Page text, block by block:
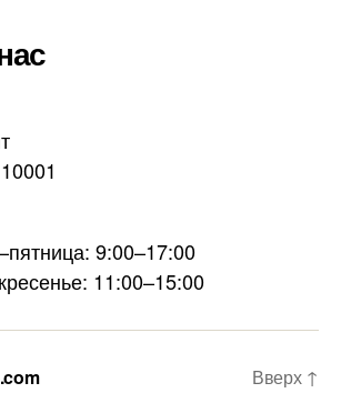
9:00–17:00
11:00–15:00
Вверх ↑